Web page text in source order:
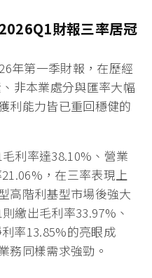
財報三率居冠
年第一季財報，在歷經
非本業處分與匯率大幅
利能力皆已重回穩健的
利率達38.10%、營業
，在三率表現上
高階利基型市場後強大
繳出毛利率33.97%、
率13.85%的亮眼成
務同樣需求強勁。